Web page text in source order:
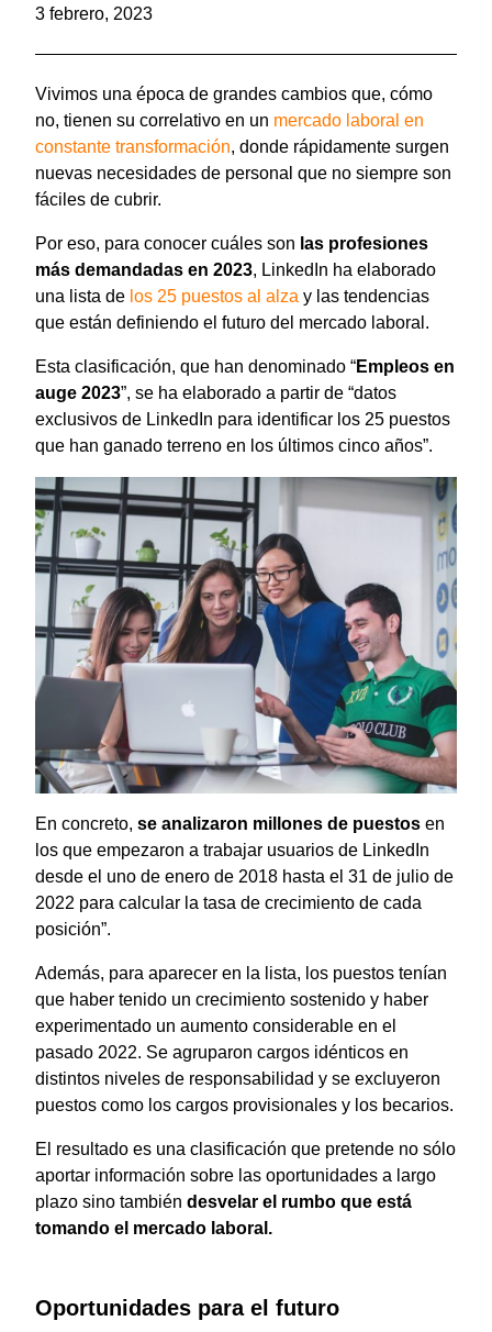
3 febrero, 2023
Vivimos una época de grandes cambios que, cómo
no, tienen su correlativo en un mercado laboral en
constante transformación, donde rápidamente surgen
nuevas necesidades de personal que no siempre son
fáciles de cubrir.
Por eso, para conocer cuáles son las profesiones
más demandadas en 2023, LinkedIn ha elaborado
una lista de los 25 puestos al alza y las tendencias
que están definiendo el futuro del mercado laboral.
Esta clasificación, que han denominado “Empleos en
auge 2023”, se ha elaborado a partir de “datos
exclusivos de LinkedIn para identificar los 25 puestos
que han ganado terreno en los últimos cinco años”.
En concreto, se analizaron millones de puestos en
los que empezaron a trabajar usuarios de LinkedIn
desde el uno de enero de 2018 hasta el 31 de julio de
2022 para calcular la tasa de crecimiento de cada
posición”.
Además, para aparecer en la lista, los puestos tenían
que haber tenido un crecimiento sostenido y haber
experimentado un aumento considerable en el
pasado 2022. Se agruparon cargos idénticos en
distintos niveles de responsabilidad y se excluyeron
puestos como los cargos provisionales y los becarios.
El resultado es una clasificación que pretende no sólo
aportar información sobre las oportunidades a largo
plazo sino también desvelar el rumbo que está
tomando el mercado laboral.
Oportunidades para el futuro